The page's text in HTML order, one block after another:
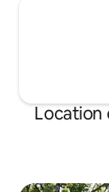
Location